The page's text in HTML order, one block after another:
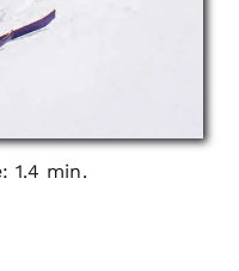
1.4 min.